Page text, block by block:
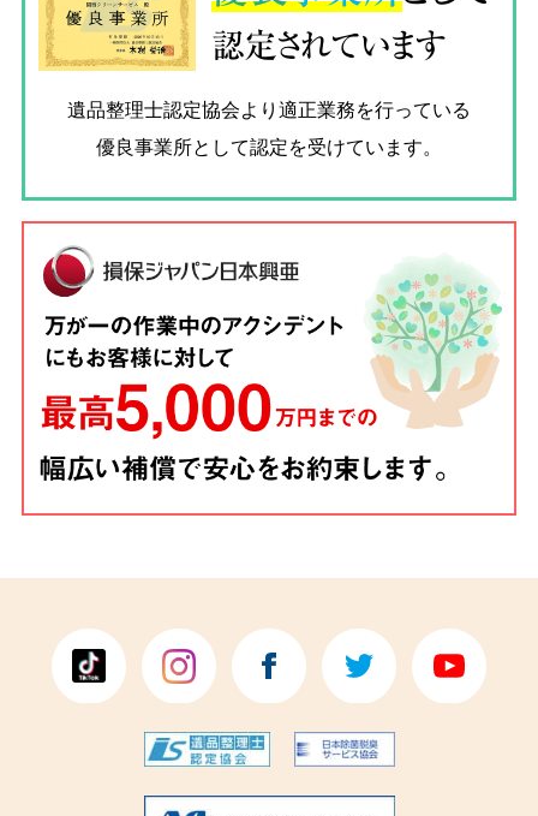
認定されています
遺品整理士認定協会より適正業務を行っている
優良事業所として認定を受けています。